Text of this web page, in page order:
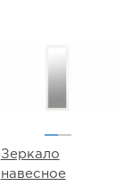
Зеркало
навесное